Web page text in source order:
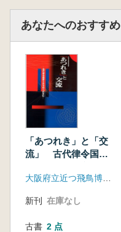
あなたへのおすすめ
「あつれき」と「交
流」 古代律令国家
新刊 在庫なし
古書 2 点